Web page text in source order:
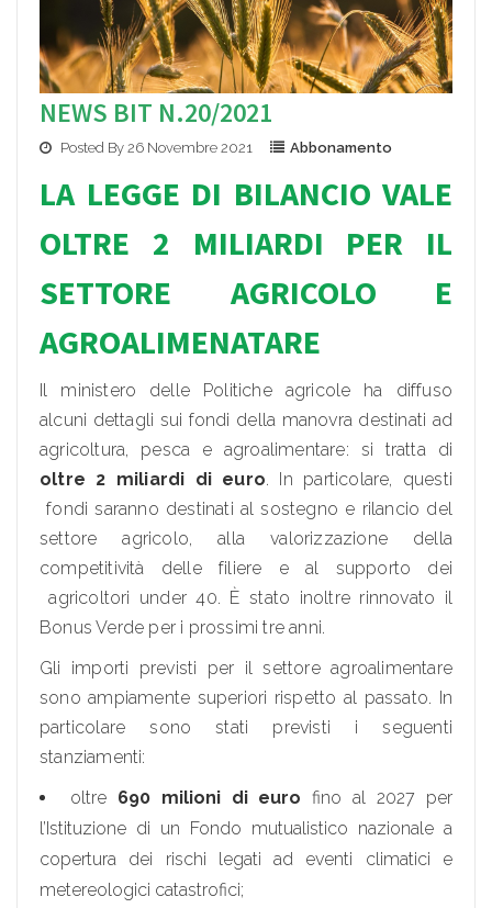
NEWS BIT N.20/2021
Posted By 26 Novembre 2021 Abbonamento
LA LEGGE DI BILANCIO VALE
OLTRE 2 MILIARDI PER IL
SETTORE AGRICOLO E
AGROALIMENATARE
Il ministero delle Politiche agricole ha diffuso
alcuni dettagli sui fondi della manovra destinati ad
agricoltura, pesca e agroalimentare: si tratta di
oltre 2 miliardi di euro. In particolare, questi
fondi saranno destinati al sostegno e rilancio del
settore agricolo, alla valorizzazione della
competitività delle filiere e al supporto dei
agricoltori under 40. È stato inoltre rinnovato il
Bonus Verde per i prossimi tre anni.
Gli importi previsti per il settore agroalimentare
sono ampiamente superiori rispetto al passato. In
particolare sono stati previsti i seguenti
stanziamenti:
oltre 690 milioni di euro fino al 2027 per
l’Istituzione di un Fondo mutualistico nazionale a
copertura dei rischi legati ad eventi climatici e
metereologici catastrofici;